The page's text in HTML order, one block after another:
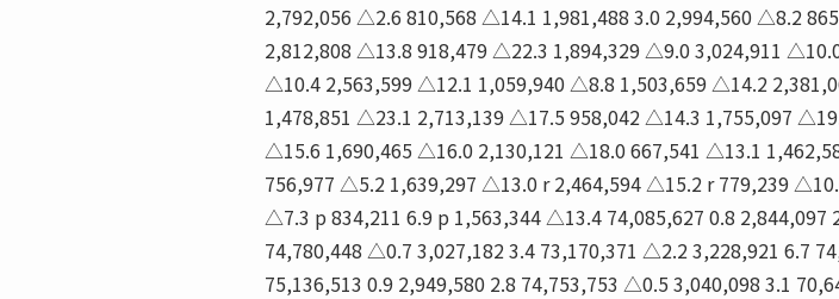
2,792,056 △2.6 810,568 △14.1 1,981,488 3.0 2,994,560 △8.2
2,812,808 △13.8 918,479 △22.3 1,894,329 △9.0 3,024,911
△10.4 2,563,599 △12.1 1,059,940 △8.8 1,503,659 △14.2
1,478,851 △23.1 2,713,139 △17.5 958,042 △14.3 1,755,097
△15.6 1,690,465 △16.0 2,130,121 △18.0 667,541 △13.1
756,977 △5.2 1,639,297 △13.0 r 2,464,594 △15.2 r 779,239
△7.3 p 834,211 6.9 p 1,563,344 △13.4 74,085,627 0.8 2,844,097
74,780,448 △0.7 3,027,182 3.4 73,170,371 △2.2 3,228,921 6.7
75,136,513 0.9 2,949,580 2.8 74,753,753 △0.5 3,040,098 3.1